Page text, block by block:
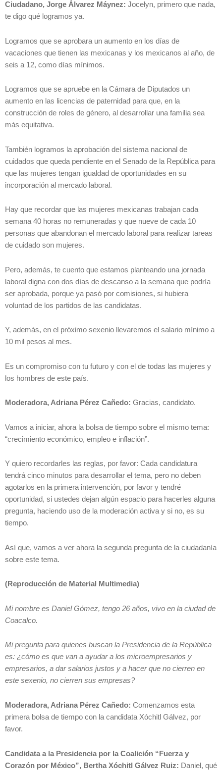
Ciudadano, Jorge Álvarez Máynez: Jocelyn, primero que nada,
te digo qué logramos ya.
Logramos que se aprobara un aumento en los días de
vacaciones que tienen las mexicanas y los mexicanos al año, de
seis a 12, como días mínimos.
Logramos que se apruebe en la Cámara de Diputados un
aumento en las licencias de paternidad para que, en la
construcción de roles de género, al desarrollar una familia sea
más equitativa.
También logramos la aprobación del sistema nacional de
cuidados que queda pendiente en el Senado de la República para
que las mujeres tengan igualdad de oportunidades en su
incorporación al mercado laboral.
Hay que recordar que las mujeres mexicanas trabajan cada
semana 40 horas no remuneradas y que nueve de cada 10
personas que abandonan el mercado laboral para realizar tareas
de cuidado son mujeres.
Pero, además, te cuento que estamos planteando una jornada
laboral digna con dos días de descanso a la semana que podría
ser aprobada, porque ya pasó por comisiones, si hubiera
voluntad de los partidos de las candidatas.
Y, además, en el próximo sexenio llevaremos el salario mínimo a
10 mil pesos al mes.
Es un compromiso con tu futuro y con el de todas las mujeres y
los hombres de este país.
Moderadora, Adriana Pérez Cañedo: Gracias, candidato.
Vamos a iniciar, ahora la bolsa de tiempo sobre el mismo tema:
“crecimiento económico, empleo e inflación”.
Y quiero recordarles las reglas, por favor: Cada candidatura
tendrá cinco minutos para desarrollar el tema, pero no deben
agotarlos en la primera intervención, por favor y tendré
oportunidad, si ustedes dejan algún espacio para hacerles alguna
pregunta, haciendo uso de la moderación activa y si no, es su
tiempo.
Así que, vamos a ver ahora la segunda pregunta de la ciudadanía
sobre este tema.
(Reproducción de Material Multimedia)
Mi nombre es Daniel Gómez, tengo 26 años, vivo en la ciudad de
Coacalco.
Mi pregunta para quienes buscan la Presidencia de la República
es: ¿cómo es que van a ayudar a los microempresarios y
empresarios, a dar salarios justos y a hacer que no cierren en
este sexenio, no cierren sus empresas?
Moderadora, Adriana Pérez Cañedo: Comenzamos esta
primera bolsa de tiempo con la candidata Xóchitl Gálvez, por
favor.
Candidata a la Presidencia por la Coalición “Fuerza y
Corazón por México”, Bertha Xóchitl Gálvez Ruiz: Daniel, qué